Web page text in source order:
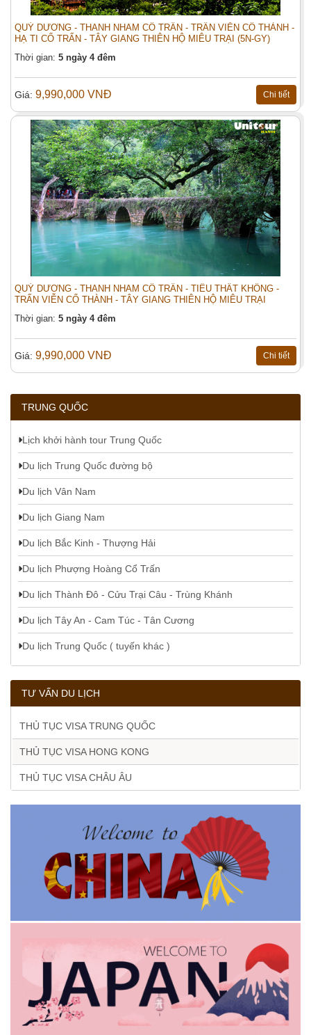
QUÝ DƯƠNG - THANH NHAM CỔ TRẤN - TRẤN VIỄN CỔ THÀNH -
HẠ TI CỔ TRẤN - TÂY GIANG THIÊN HỘ MIÊU TRẠI (5N-GY)
Thời gian: 5 ngày 4 đêm
Giá: 9,990,000 VNĐ Chi tiết
QUÝ DƯƠNG - THANH NHAM CỔ TRẤN - TIỂU THẤT KHỔNG -
TRẤN VIỄN CỔ THÀNH - TÂY GIANG THIÊN HỘ MIÊU TRẠI
Thời gian: 5 ngày 4 đêm
Giá: 9,990,000 VNĐ Chi tiết
TRUNG QUỐC
Lịch khởi hành tour Trung Quốc
Du lịch Trung Quốc đường bộ
Du lịch Vân Nam
Du lịch Giang Nam
Du lịch Bắc Kinh - Thượng Hải
Du lịch Phượng Hoàng Cổ Trấn
Du lịch Thành Đô - Cửu Trại Câu - Trùng Khánh
Du lịch Tây An - Cam Túc - Tân Cương
Du lịch Trung Quốc ( tuyến khác )
TƯ VẤN DU LỊCH
THỦ TỤC VISA TRUNG QUỐC
THỦ TỤC VISA HONG KONG
THỦ TỤC VISA CHÂU ÂU